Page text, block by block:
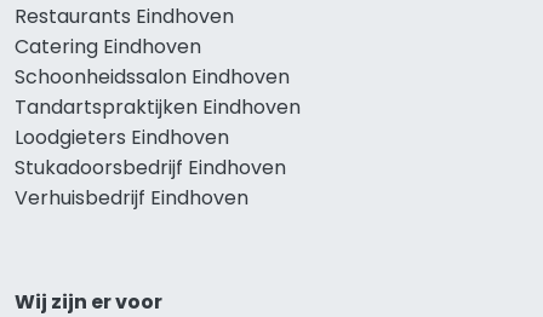
Restaurants Eindhoven
Catering Eindhoven
Schoonheidssalon Eindhoven
Tandartspraktijken Eindhoven
Loodgieters Eindhoven
Stukadoorsbedrijf Eindhoven
Verhuisbedrijf Eindhoven
Wij zijn er voor